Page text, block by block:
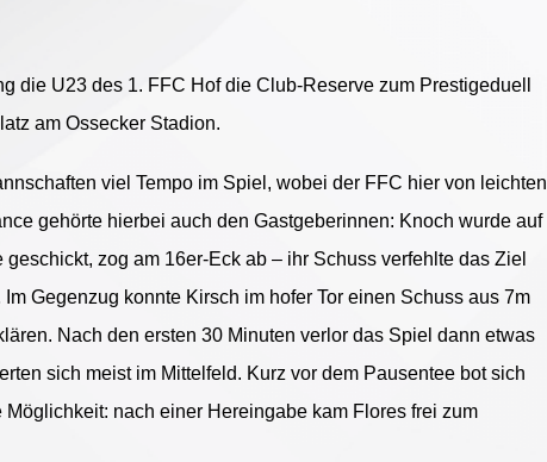
die U23 des 1. FFC Hof die Club-Reserve zum Prestigeduell
am Ossecker Stadion.
viel Tempo im Spiel, wobei der FFC hier von leichten
gehörte hierbei auch den Gastgeberinnen: Knoch wurde auf
zog am 16er-Eck ab – ihr Schuss verfehlte das Ziel
Gegenzug konnte Kirsch im hofer Tor einen Schuss aus 7m
Nach den ersten 30 Minuten verlor das Spiel dann etwas
sich meist im Mittelfeld. Kurz vor dem Pausentee bot sich
nach einer Hereingabe kam Flores frei zum